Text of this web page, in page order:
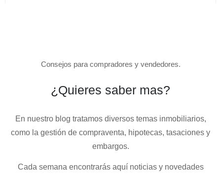
Consejos para compradores y vendedores.
¿Quieres saber mas?
En nuestro blog tratamos diversos temas inmobiliarios,
como la gestión de compraventa, hipotecas, tasaciones y
embargos.
Cada semana encontrarás aquí noticias y novedades